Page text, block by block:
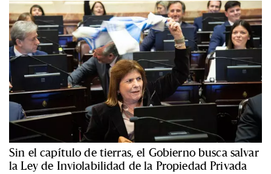
Sin el capítulo de tierras, el Gobierno busca salvar
la Ley de Inviolabilidad de la Propiedad Privada